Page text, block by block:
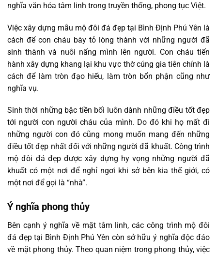
nghĩa văn hóa tâm linh trong truyền thống, phong tục Việt.
Việc xây dựng mẫu mộ đôi đá đẹp tại Bình Định Phú Yên là
cách để con cháu bày tỏ lòng thành với những người đã
sinh thành và nuôi nấng mình lên người. Con cháu tiến
hành xây dựng khang lại khu vực thờ cúng gia tiên chính là
cách để làm tròn đạo hiếu, làm tròn bổn phận cũng như
nghĩa vụ.
Sinh thời những bậc tiền bối luôn dành những điều tốt đẹp
tới người con người cháu của mình. Do đó khi họ mất đi
những người con đó cũng mong muốn mang đến những
điều tốt đẹp nhất đối với những người đã khuất. Công trình
mộ đôi đá đẹp được xây dựng hy vọng những người đã
khuất có một nơi để nghỉ ngơi khi sở bên kia thế giới, có
một nơi để gọi là “nhà”.
Ý nghĩa phong thủy
Bên cạnh ý nghĩa về mặt tâm linh, các công trình mộ đôi
đá đẹp tại Bình Định Phú Yên còn sở hữu ý nghĩa độc đáo
về mặt phong thủy. Theo quan niệm trong phong thủy, việc